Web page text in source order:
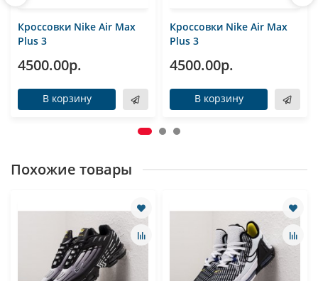
Кроссовки Nike Air Max
Plus 3
4500.00р.
В корзину
Кроссовки Nike Air Max
Plus 3
4500.00р.
В корзину
Похожие товары